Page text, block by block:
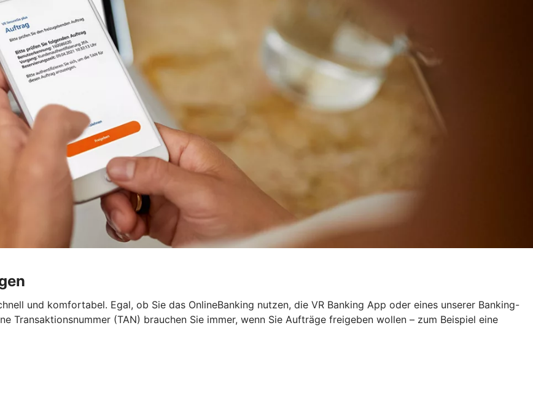
und komfortabel. Egal, ob Sie das OnlineBanking nutzen, die VR Banking App oder eines unserer Banking-
Transaktionsnummer (TAN) brauchen Sie immer, wenn Sie Aufträge freigeben wollen – zum Beispiel eine